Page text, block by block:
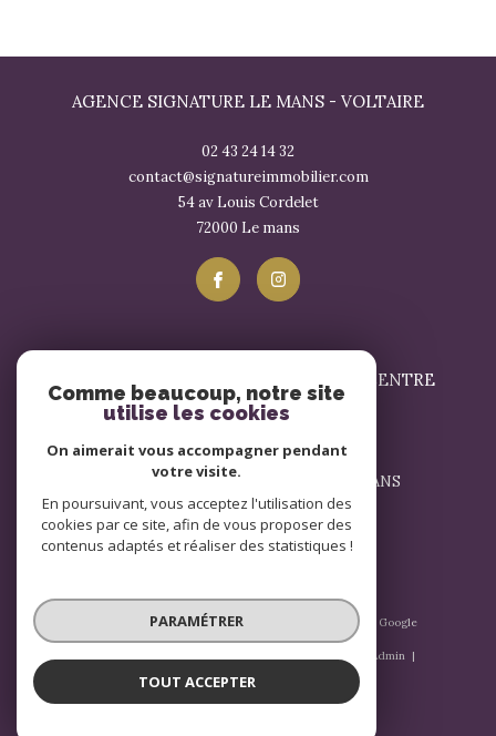
AGENCE SIGNATURE LE MANS - VOLTAIRE
02 43 24 14 32
contact@signatureimmobilier.com
54 av Louis Cordelet
72000
le mans
SIGNATURE IMMOBILIER LE MANS - CENTRE
contact@signatureimmobilier.com
1 Avenue du Général Leclerc 72000 LE MANS
72000
le mans
© 2026 | Tous droits réservés | Traduction powered by Google
|
Admin
Cookies
Comme beaucoup, notre site
utilise les cookies
On aimerait vous accompagner pendant
votre visite.
En poursuivant, vous acceptez l'utilisation des
cookies par ce site, afin de vous proposer des
contenus adaptés et réaliser des statistiques !
PARAMÉTRER
TOUT ACCEPTER